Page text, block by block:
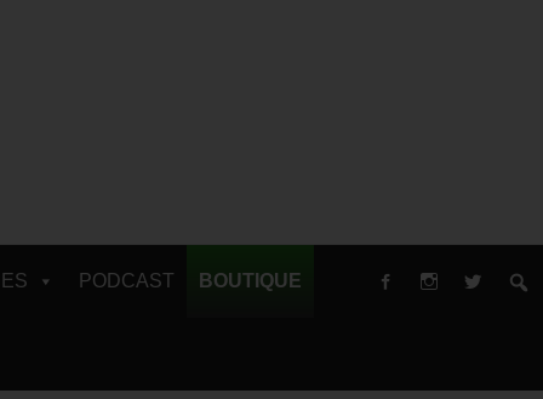
PODCAST BOUTIQUE